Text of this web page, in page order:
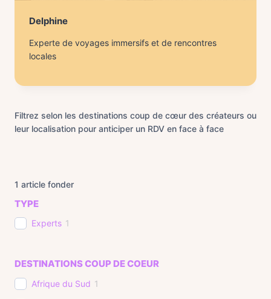
Delphine
Experte de voyages immersifs et de rencontres
locales
Filtrez selon les destinations coup de cœur des créateurs ou
leur localisation pour anticiper un RDV en face à face
1 article fonder
TYPE
Experts 1
DESTINATIONS COUP DE COEUR
Afrique du Sud 1